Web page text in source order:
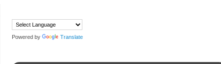
Powered by Translate